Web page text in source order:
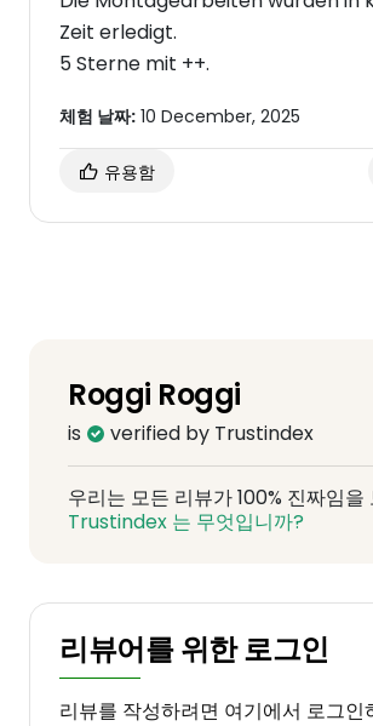
Zeit erledigt.
5 Sterne mit ++.
체험 날짜: 10 December, 2025
유용함
Roggi Roggi
is verified by Trustindex
우리는 모든 리뷰가 100% 진짜임을
Trustindex 는 무엇입니까?
리뷰어를 위한 로그인
리뷰를 작성하려면 여기에서 로그인